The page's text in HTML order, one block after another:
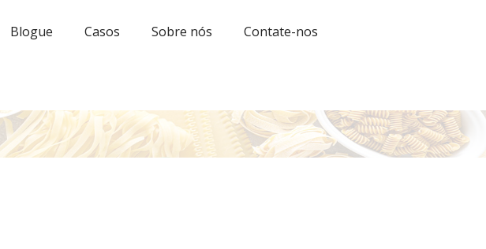
Blogue Casos Sobre nós Contate-nos